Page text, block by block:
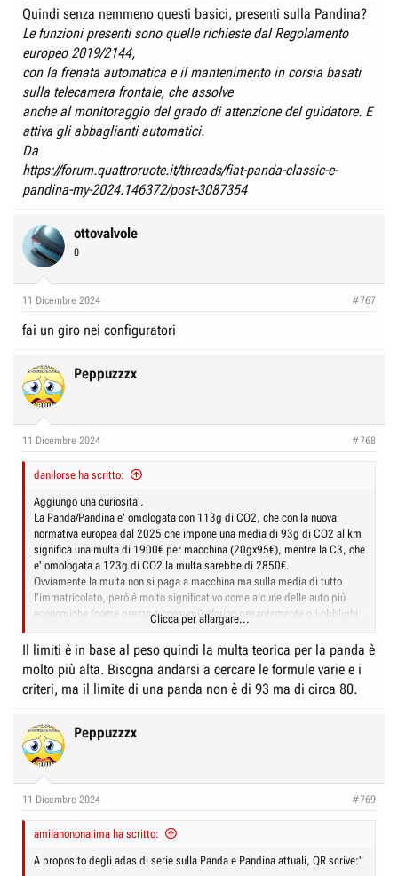
s
s
i
o
n
e
Quindi senza nemmeno questi basici, presenti sulla Pandina?
Le funzioni presenti sono quelle richieste dal Regolamento
europeo 2019/2144,
con la frenata automatica e il mantenimento in corsia basati
sulla telecamera frontale, che assolve
anche al monitoraggio del grado di attenzione del guidatore. E
attiva gli abbaglianti automatici.
Da
https://forum.quattroruote.it/threads/fiat-panda-classic-e-
pandina-my-2024.146372/post-3087354
ottovalvole
0
11 Dicembre 2024 #767
fai un giro nei configuratori
Peppuzzzx
11 Dicembre 2024 #768
danilorse ha scritto:
Aggiungo una curiosita'.
La Panda/Pandina e' omologata con 113g di CO2, che con la nuova
normativa europea dal 2025 che impone una media di 93g di CO2 al km
significa una multa di 1900€ per macchina (20gx95€), mentre la C3, che
e' omologata a 123g di CO2 la multa sarebbe di 2850€.
Ovviamente la multa non si paga a macchina ma sulla media di tutto
l'immatricolato, però è molto significativo come alcune delle auto più
economiche (come prezzo e consumi) sforino pesantemente gli obblighi
Clicca per allargare...
Il limiti è in base al peso quindi la multa teorica per la panda è
molto più alta. Bisogna andarsi a cercare le formule varie e i
criteri, ma il limite di una panda non è di 93 ma di circa 80.
Peppuzzzx
11 Dicembre 2024 #769
amilanononalima ha scritto:
A proposito degli adas di serie sulla Panda e Pandina attuali, QR scrive:"